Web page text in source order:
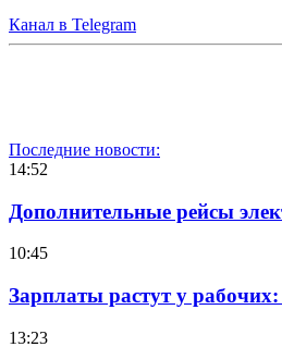
Канал в Telegram
Последние новости:
14:52
Дополнительные рейсы
10:45
Зарплаты растут у
13:23